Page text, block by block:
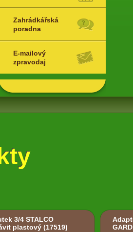
Zahrádkářská
poradna
E-mailový
zpravodaj
3/4 STALCO
plastový (17519)